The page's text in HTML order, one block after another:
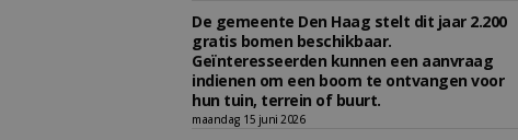
De gemeente Den Haag stelt dit jaar 2.200
gratis bomen beschikbaar.
Geïnteresseerden kunnen een aanvraag
indienen om een boom te ontvangen voor
hun tuin, terrein of buurt.
maandag 15 juni 2026